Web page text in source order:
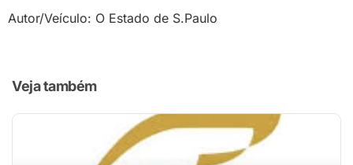
Autor/Veículo: O Estado de S.Paulo
Veja também